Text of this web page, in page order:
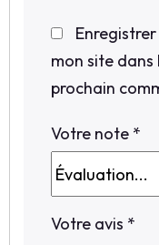
mon site
prochain
Votre note *
Votre avis *